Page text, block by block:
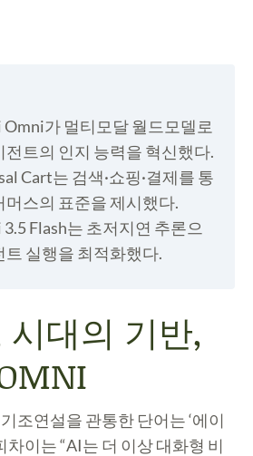
Omni가 멀티모달 월드모델로
트의 인지 능력을 혁신했다.
Cart는 검색·쇼핑·결제를 통
머스의 표준을 제시했다.
3.5 Flash는 초저지연 추론으
트 실행을 최적화했다.
대의 기반,
조연설을 관통한 단어는 ‘에이
차이는 “AI는 더 이상 대화형 비